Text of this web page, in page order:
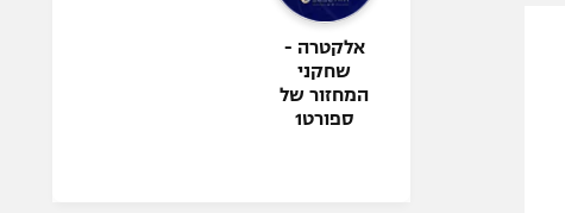
אלקטרה -
שחקני
המחזור של
ספורט1